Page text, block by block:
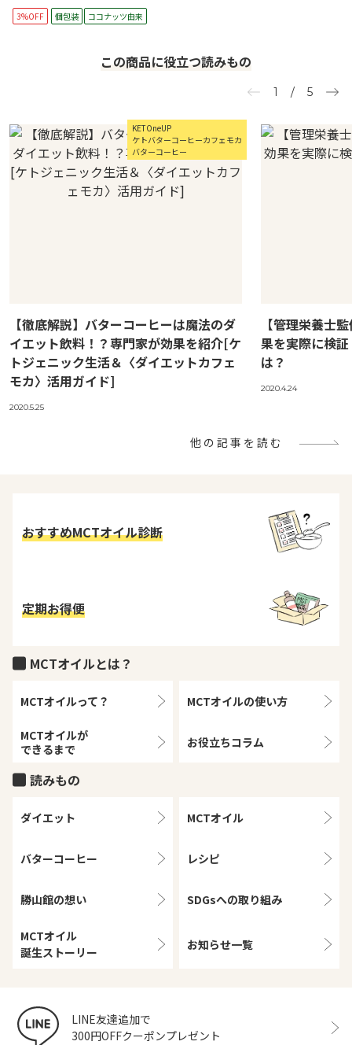
3%OFF 個包装 ココナッツ由来
この商品に役立つ読みもの
1 / 5
KETOneUP
ケトバターコーヒーカフェモカ
バターコーヒー
【徹底解説】バターコーヒーは魔法のダ
イエット飲料！？専門家が効果を紹介[ケ
トジェニック生活＆〈ダイエットカフェ
モカ〉活用ガイド]
2020.5.25
【管理栄養士
果を実際に検
は？
2020.4.24
他の記事を読む
おすすめMCTオイル診断
定期お得便
MCTオイルとは？
MCTオイルって？ MCTオイルの使い方
MCTオイルが
できるまで
お役立ちコラム
読みもの
ダイエット MCTオイル
バターコーヒー レシピ
勝山館の想い SDGsへの取り組み
MCTオイル
誕生ストーリー
お知らせ一覧
LINE友達追加で
300円OFFクーポンプレゼント